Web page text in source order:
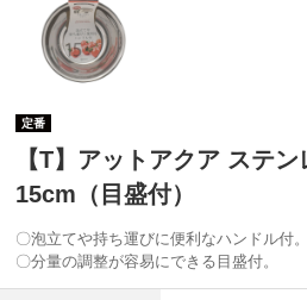
定番
【T】アットアクア ステ
15cm（目盛付）
〇泡立てや持ち運びに便利なハンドル付。
〇分量の調整が容易にできる目盛付。